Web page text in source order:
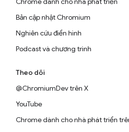
Bản cập nhật Chromium
Nghiên cứu điển hình
Podcast và chương trình
Theo dõi
@ChromiumDev trên X
YouTube
Chrome dành cho nhà phát triển